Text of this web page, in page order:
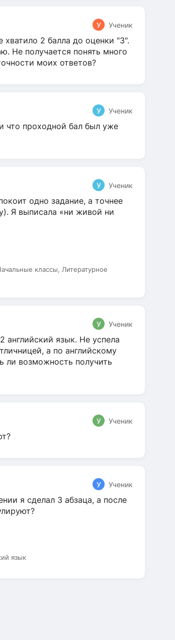
У Ученик
хватило 2 балла до оценки "3".
Не получается понять много
моих ответов?
У Ученик
что проходной бал был уже
У Ученик
одно задание, а точнее
Я выписала «ни живой ни
классы, Литературное
У Ученик
английский язык. Не успела
а по английскому
ли возможность получить
У Ученик
У Ученик
я сделал 3 абзаца, а после
язык